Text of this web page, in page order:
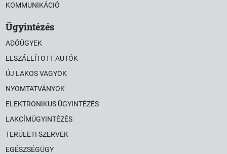
KOMMUNIKÁCIÓ
Ügyintézés
ADÓÜGYEK
ELSZÁLLÍTOTT AUTÓK
ÚJ LAKOS VAGYOK
NYOMTATVÁNYOK
ELEKTRONIKUS ÜGYINTÉZÉS
LAKCÍMÜGYINTÉZÉS
TERÜLETI SZERVEK
EGÉSZSÉGÜGY